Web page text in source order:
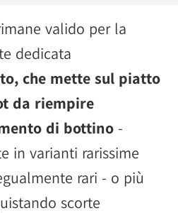
valido per la
dedicata
che mette sul piatto
da riempire
di bottino -
in varianti rarissime
rari - o più
scorte